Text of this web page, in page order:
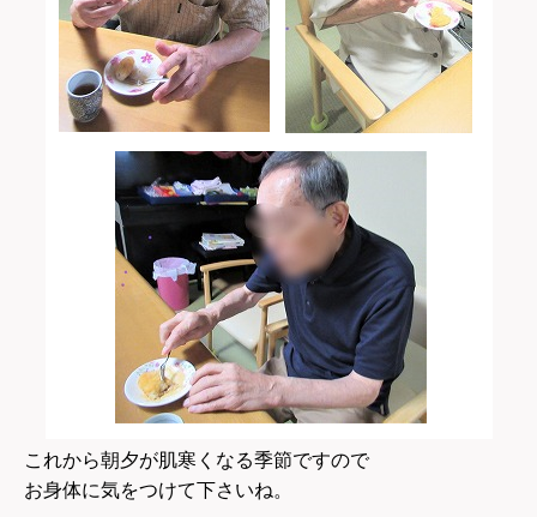
これから朝夕が肌寒くなる季節ですので
お身体に気をつけて下さいね。